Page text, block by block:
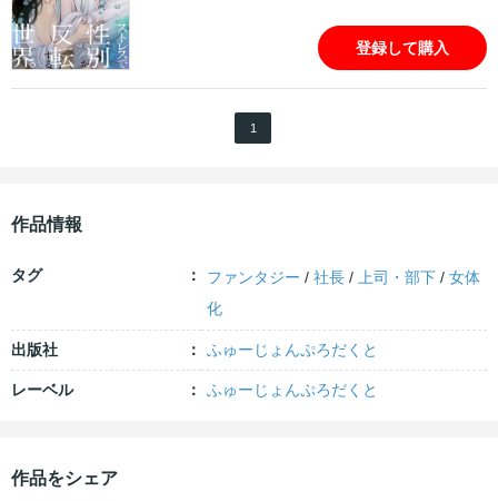
登録して購入
1
作品情報
タグ ファンタジー /社長 / 上司・部下 /女体
化
出版社 ふゅーじょんぷろだくと
レーベル ふゅーじょんぷろだくと
作品をシェア